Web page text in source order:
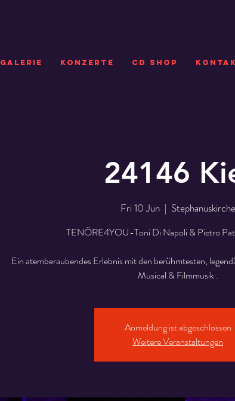
GALERIE KONZERTE CD SHOP
24146
Fri 10 Jun
  |
Stephanuskirche
TENÖRE4YOU-Toni Di Napoli & Pietro
Ein atemberaubendes Erlebnis mit den berühmtesten,
Musical & Filmmusik .
Anmeldung ist abgeschlossen
Weitere Veranstaltungen